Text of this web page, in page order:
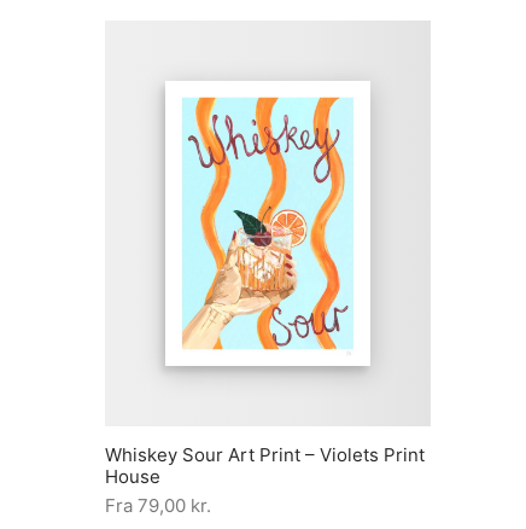
Whiskey Sour Art Print – Violets Print
House
Fra 79,00 kr.